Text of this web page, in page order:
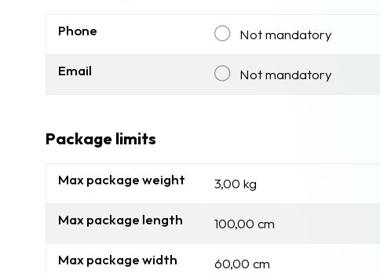
Phone Not mandatory
Email Not mandatory
Package limits
Max package weight 3,00 kg
Max package length 100,00 cm
Max package width 60,00 cm